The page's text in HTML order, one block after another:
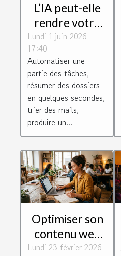
L’IA peut-elle
rendre votre
travail moins
routinier ?
Lundi 1 juin 2026
17:40
Automatiser une
partie des tâches,
résumer des dossiers
en quelques secondes,
trier des mails,
produire un...
Optimiser son
contenu web
pour un
Lundi 23 février 2026